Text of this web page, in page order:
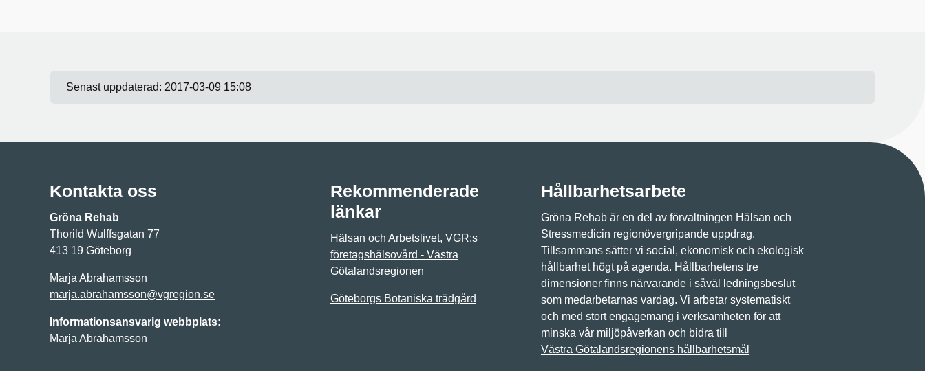
Senast uppdaterad: 2017-03-09 15:08
Kontakta oss
Gröna Rehab
Thorild Wulffsgatan 77
413 19 Göteborg
Marja Abrahamsson
marja.abrahamsson@vgregion.se
Informationsansvarig webbplats:
Marja Abrahamsson
Rekommenderade
länkar
Hälsan och Arbetslivet, VGR:s
företagshälsovård - Västra
Götalandsregionen
Göteborgs Botaniska trädgård
Hållbarhetsarbete
Gröna Rehab är en del av förvaltningen Hälsan och
Stressmedicin regionövergripande uppdrag.
Tillsammans sätter vi social, ekonomisk och ekologisk
hållbarhet högt på agenda. Hållbarhetens tre
dimensioner finns närvarande i såväl ledningsbeslut
som medarbetarnas vardag. Vi arbetar systematiskt
och med stort engagemang i verksamheten för att
minska vår miljöpåverkan och bidra till
Västra Götalandsregionens hållbarhetsmål